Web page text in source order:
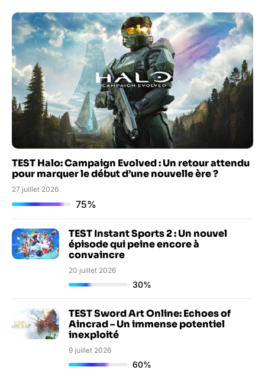
TEST Halo: Campaign Evolved : Un retour attendu
pour marquer le début d’une nouvelle ère ?
27 juillet 2026
75%
TEST Instant Sports 2 : Un nouvel
épisode qui peine encore à
convaincre
20 juillet 2026
30%
TEST Sword Art Online: Echoes of
Aincrad – Un immense potentiel
inexploité
9 juillet 2026
60%